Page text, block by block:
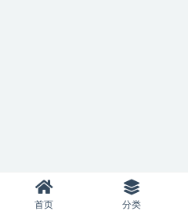
首页 分类